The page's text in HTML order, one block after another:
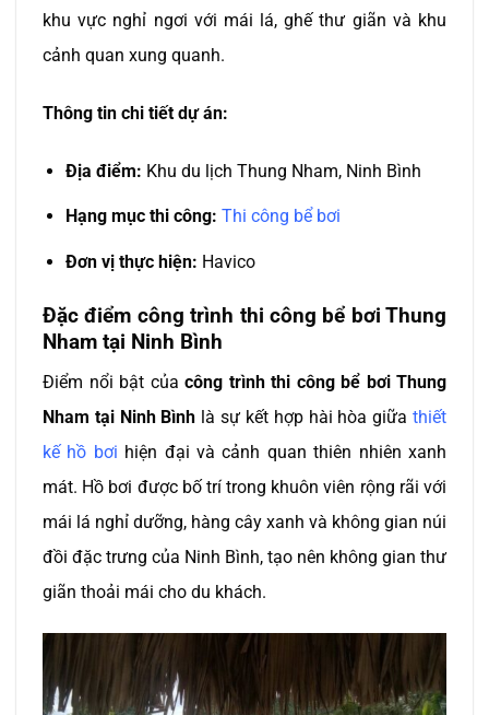
khu vực nghỉ ngơi với mái lá, ghế thư giãn và khu
cảnh quan xung quanh.
Thông tin chi tiết dự án:
Địa điểm: Khu du lịch Thung Nham, Ninh Bình
Hạng mục thi công: Thi công bể bơi
Đơn vị thực hiện: Havico
Đặc điểm công trình thi công bể bơi Thung
Nham tại Ninh Bình
Điểm nổi bật của công trình thi công bể bơi Thung
Nham tại Ninh Bình là sự kết hợp hài hòa giữathiết
kế hồ bơi hiện đại và cảnh quan thiên nhiên xanh
mát. Hồ bơi được bố trí trong khuôn viên rộng rãi với
mái lá nghỉ dưỡng, hàng cây xanh và không gian núi
đồi đặc trưng của Ninh Bình, tạo nên không gian thư
giãn thoải mái cho du khách.